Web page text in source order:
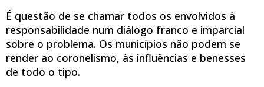
É questão de se chamar todos os envolvidos à
responsabilidade num diálogo franco e imparcial
sobre o problema. Os municípios não podem se
render ao coronelismo, às influências e benesses
de todo o tipo.